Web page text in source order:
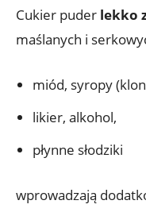
Cukier puder lekko
maślanych i
miód, syropy
likier, alkohol,
płynne słodziki
wprowadzają